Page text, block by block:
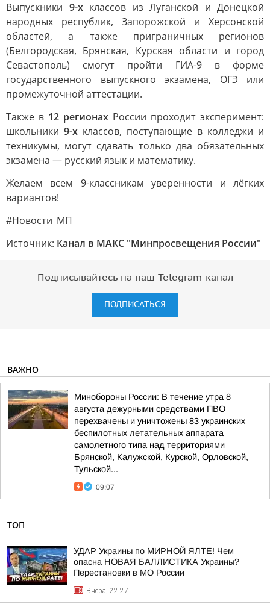
Выпускники 9-хклассов из Луганской и Донецкой
народных республик, Запорожской и Херсонской
областей, а также приграничных регионов
(Белгородская, Брянская, Курская области и город
Севастополь) смогут пройти ГИА-9 в форме
государственного выпускного экзамена, ОГЭ или
промежуточной аттестации.
Также в 12 регионах России проходит эксперимент:
школьники 9-х классов, поступающие в колледжи и
техникумы, могут сдавать только два обязательных
экзамена — русский язык и математику.
Желаем всем 9-классникам уверенности и лёгких
вариантов!
#Новости_МП
Источник: Канал в МАКС "Минпросвещения России"
Подписывайтесь на наш Telegram-канал
ПОДПИСАТЬСЯ
ВАЖНО
Минобороны России: В течение утра 8
августа дежурными средствами ПВО
перехвачены и уничтожены 83 украинских
беспилотных летательных аппарата
самолетного типа над территориями
Брянской, Калужской, Курской, Орловской,
Тульской...
09:07
ТОП
УДАР Украины по МИРНОЙ ЯЛТЕ! Чем
опасна НОВАЯ БАЛЛИСТИКА Украины?
Перестановки в МО России
Вчера, 22:27